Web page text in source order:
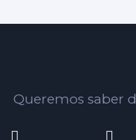
Queremos saber